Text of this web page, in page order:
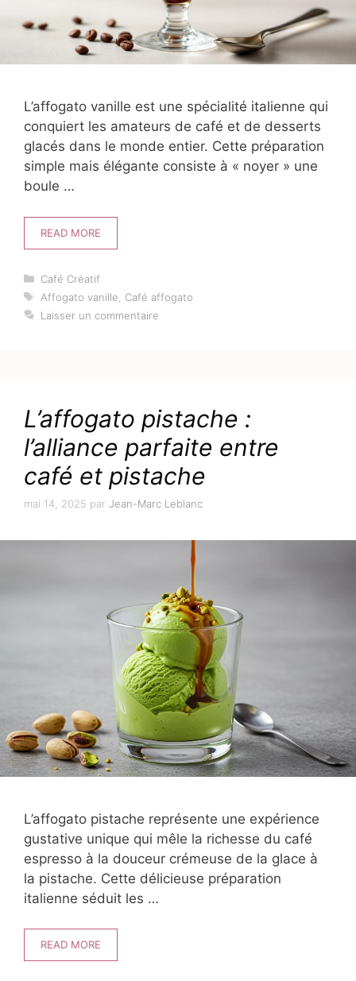
L’affogato vanille est une spécialité italienne qui
conquiert les amateurs de café et de desserts
glacés dans le monde entier. Cette préparation
simple mais élégante consiste à « noyer » une
boule …
READ MORE
Catégories
Café Créatif
Étiquettes
Affogato vanille
Café affogato
Laisser un commentaire
L’affogato pistache :
l’alliance parfaite entre
café et pistache
mai 14, 2025 par Jean-Marc Leblanc
L’affogato pistache représente une expérience
gustative unique qui mêle la richesse du café
espresso à la douceur crémeuse de la glace à
la pistache. Cette délicieuse préparation
italienne séduit les …
READ MORE